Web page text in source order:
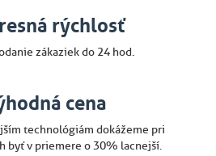
rýchlosť
zákaziek do 24 hod.
cena
technológiám dokážeme pri
byť v priemere o 30% lacnejší.